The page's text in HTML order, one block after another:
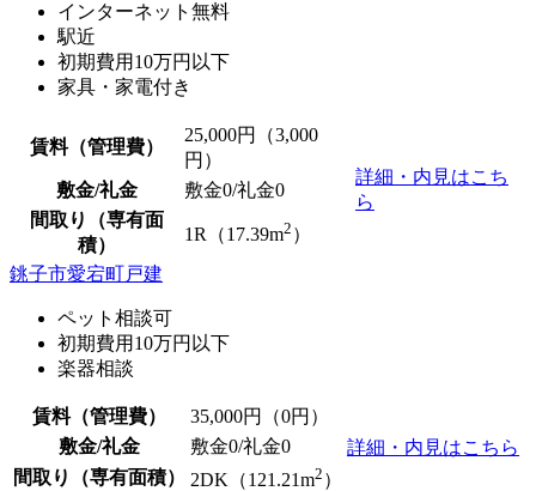
インターネット無料
駅近
初期費用10万円以下
家具・家電付き
賃料（管理費）
25,000円（3,000
円）
詳細・内見はこち
ら
敷金/礼金 敷金0/礼金0
間取り（専有面
積）
1R（17.39m2 ）
銚子市愛宕町戸建
ペット相談可
初期費用10万円以下
楽器相談
賃料（管理費） 35,000円（0円）
詳細・内見はこちら
敷金/礼金 敷金0/礼金0
間取り（専有面積）
2DK（121.21m2 ）